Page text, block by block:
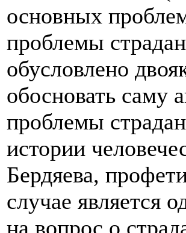
основных
проблемы
обусловлено
обосновать саму
проблемы
истории
Бердяева,
случае является
на вопрос о